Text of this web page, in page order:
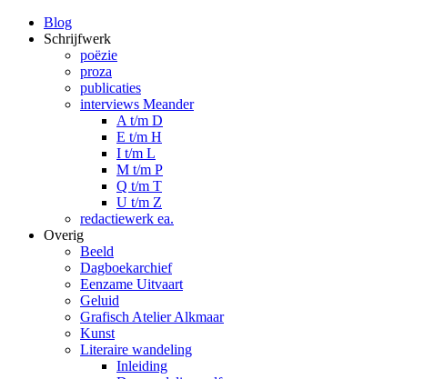
Blog
Schrijfwerk
poëzie
proza
publicaties
interviews Meander
A t/m D
E t/m H
I t/m L
M t/m P
Q t/m T
U t/m Z
redactiewerk ea.
Overig
Beeld
Dagboekarchief
Eenzame Uitvaart
Geluid
Grafisch Atelier Alkmaar
Kunst
Literaire wandeling
Inleiding